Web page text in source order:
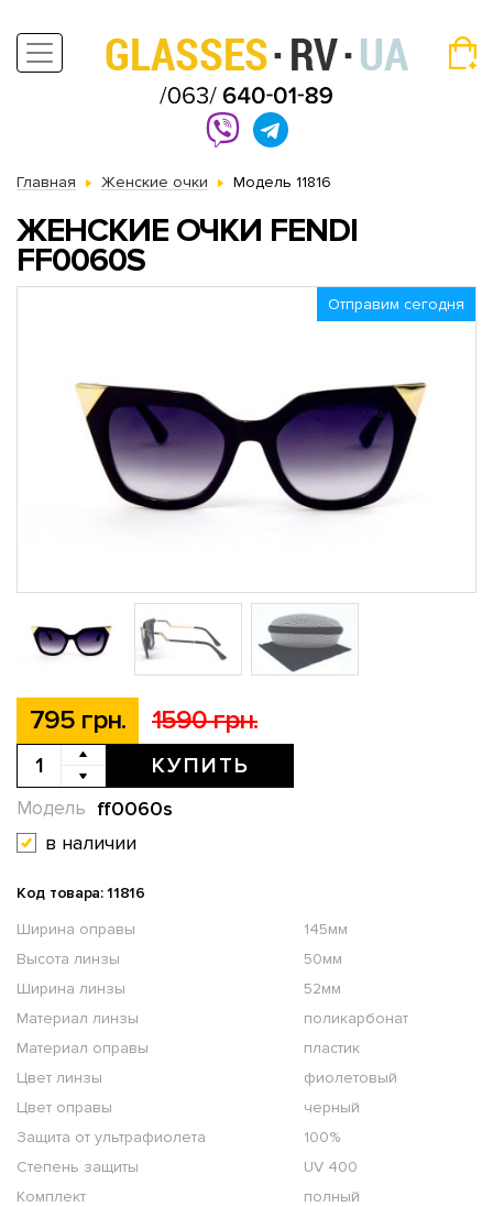
Главная Женские очки Модель 11816
ЖЕНСКИЕ ОЧКИ FENDI
FF0060S
Отправим сегодня
795 грн. 1590 грн.
КУПИТЬ
ff0060s
Модель
в наличии
Код товара: 11816
Ширина оправы
145мм
Высота линзы
50мм
Ширина линзы
52мм
Материал линзы
поликарбонат
Материал оправы
пластик
Цвет линзы
фиолетовый
Цвет оправы
черный
Защита от ультрафиолета
100%
Степень защиты
UV 400
Комплект
полный